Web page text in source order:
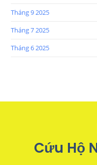
Tháng 9 2025
Tháng 7 2025
Tháng 6 2025
Cứu Hộ